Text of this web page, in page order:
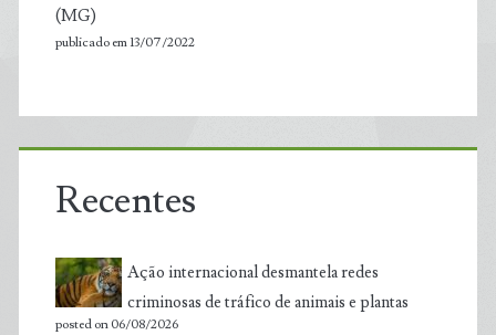
(MG)
publicado em 13/07/2022
Recentes
Ação internacional desmantela redes
criminosas de tráfico de animais e plantas
posted on 06/08/2026